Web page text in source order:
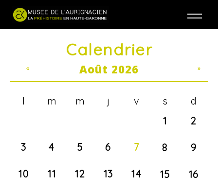
Calendrier
Août 2026
« »
l m m j v s
d
1
2
3 4 5 6 7 8 9
10 11 12 13 14 15 16